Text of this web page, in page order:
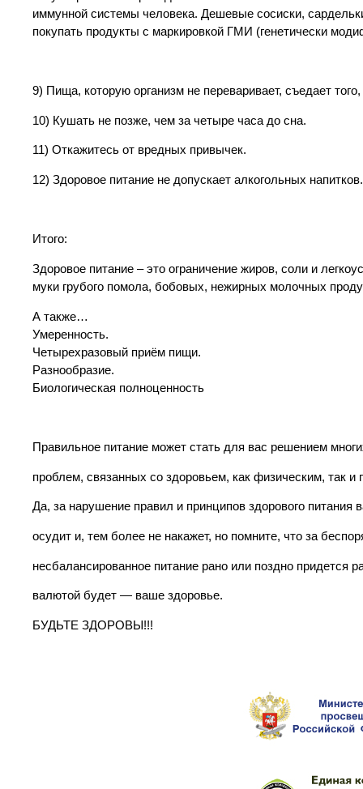
иммунной системы человека. Дешевые сосиски,
покупать продукты с маркировкой ГМИ (генетически
9) Пища, которую организм не переваривает, съедает
10) Кушать не позже, чем за четыре часа до сна.
11) Откажитесь от вредных привычек.
12) Здоровое питание не допускает алкогольных напитков.
Итого:
Здоровое питание – это ограничение жиров, соли и
муки грубого помола, бобовых, нежирных молочных
А также…
Умеренность.
Четырехразовый приём пищи.
Разнообразие.
Биологическая полноценность
Правильное питание может стать для вас решением
проблем, связанных со здоровьем, как физическим, так и
Да, за нарушение правил и принципов здорового питания
осудит и, тем более не накажет, но помните, что за
несбалансированное питание рано или поздно придется
валютой будет — ваше здоровье.
БУДЬТЕ ЗДОРОВЫ!!!